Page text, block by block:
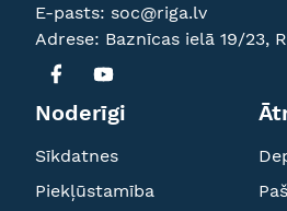
E-pasts: soc@riga.lv
Adrese: Baznīcas ielā 19/23,
Noderīgi
Sīkdatnes
Piekļūstamība